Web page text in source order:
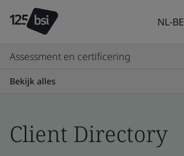
NL-BE
Assessment en certificering
Bekijk alles
Client Directory